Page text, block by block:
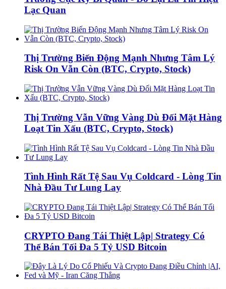
Lạc Quan
Thị Trường Biến Động Mạnh Nhưng Tâm Lý
Risk On Vẫn Còn (BTC, Crypto, Stock)
Thị Trường Vẫn Vững Vàng Dù Đối Mặt Hàng
Loạt Tin Xấu (BTC, Crypto, Stock)
Tình Hình Rất Tệ Sau Vụ Coldcard - Lòng Tin
Nhà Đầu Tư Lung Lay
CRYPTO Đang Tái Thiệt Lập| Strategy Có
Thể Bán Tối Đa 5 Tỷ USD Bitcoin